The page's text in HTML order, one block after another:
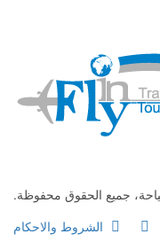
الشروط والاحكام